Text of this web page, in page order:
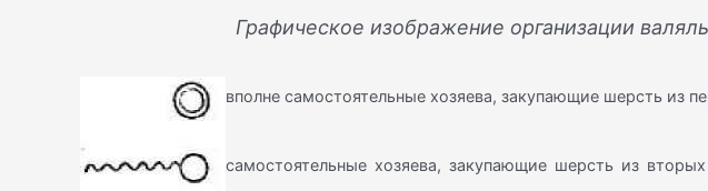
Графическое изображение организации
вполне самостоятельные хозяева, закупающие шерсть из
самостоятельные хозяева, закупающие шерсть из